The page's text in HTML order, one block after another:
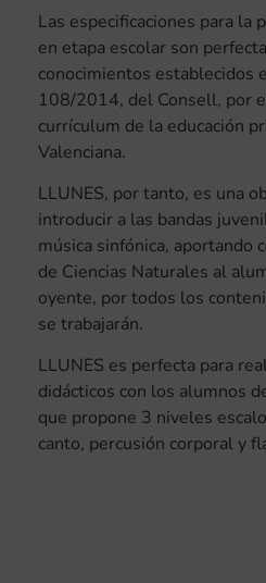
Las especificaciones para la
en etapa escolar son
conocimientos establecidos
108/2014, del Consell, por
currículum de la educación
Valenciana.
LLUNES, por tanto, es una
introducir a las bandas
música sinfónica, aportando
de Ciencias Naturales al
oyente, por todos los
se trabajarán.
LLUNES es perfecta para
didácticos con los alumnos
que propone 3 niveles
canto, percusión corporal y